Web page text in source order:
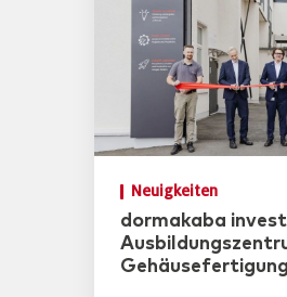
Neuigkeiten
dormakaba
Gehäusefertigung